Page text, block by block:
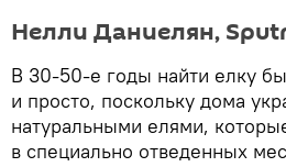
Нелли Даниелян,
В 30-50-е годы найти елку
и просто, поскольку дома
натуральными елями,
в специально отведенных